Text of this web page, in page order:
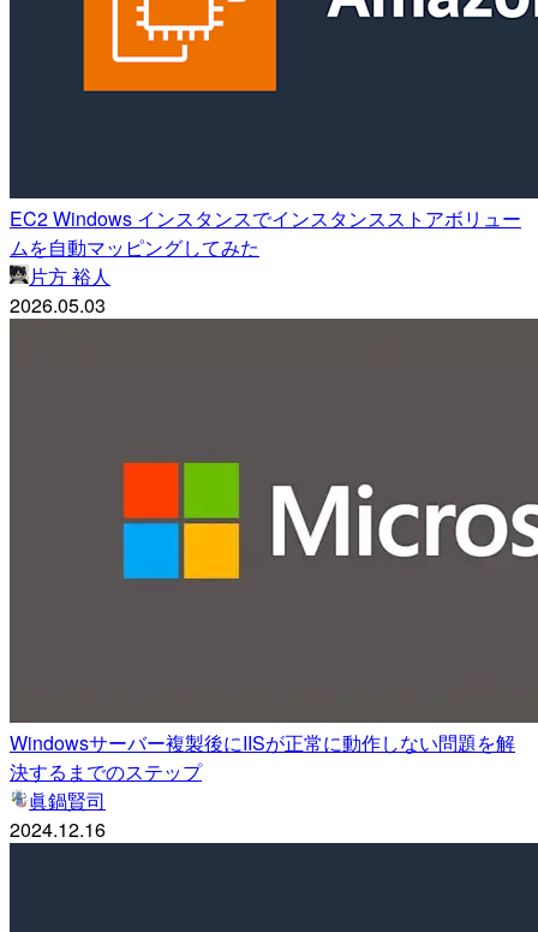
EC2 Windows インスタンスでインスタンスストアボリュー
ムを自動マッピングしてみた
片方 裕人
2026.05.03
Windowsサーバー複製後にIISが正常に動作しない問題を解
決するまでのステップ
眞鍋賢司
2024.12.16